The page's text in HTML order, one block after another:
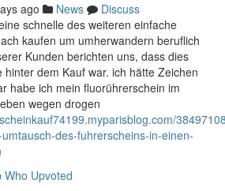
ago News
Discuss
schnelle des weiteren einfache
kaufen um umherwandern beruflich
Kunden berichten uns, dass dies
dem Kauf war. ich hätte Zeichen
habe ich mein fluorührerschein im
wegen drogen
des-fuhrerscheins-in-einen-
Who Upvoted